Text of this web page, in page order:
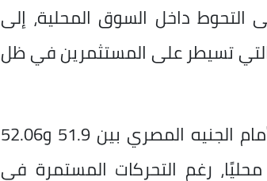
داخل السوق المحلية، إلى
التي تسيطر على المستثمرين في ظل
وأشار التقرير إلى أن استقرار سعر صرف الدولار أمام الجنيه المصري بين 51.9 و52.06
رغم التحركات المستمرة في